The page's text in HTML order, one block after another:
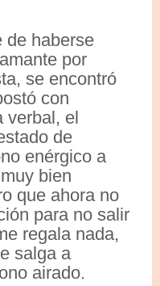
de haberse
por
se encontró
con
verbal, el
de
enérgico a
bien
que ahora no
para no salir
regala nada,
salga a
airado.